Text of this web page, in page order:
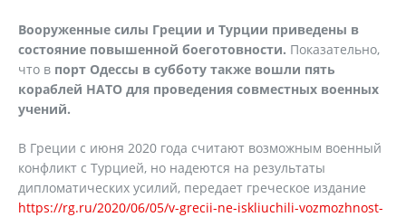
Вооруженные силы Греции и Турции приведены в
состояние повышенной боеготовности. Показательно,
что в порт Одессы в субботу также вошли пять
кораблей НАТО для проведения совместных военных
учений.
В Греции с июня 2020 года считают возможным военный
конфликт с Турцией, но надеются на результаты
дипломатических усилий, передает греческое издание
https://rg.ru/2020/06/05/v-grecii-ne-iskliuchili-vozmozhnost-